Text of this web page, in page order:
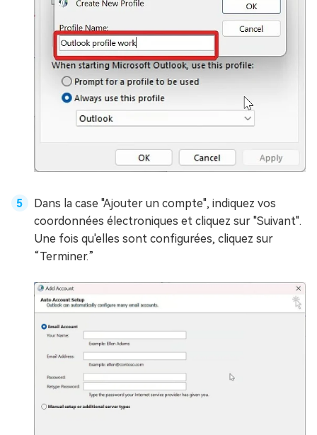
Dans la case "Ajouter un compte", indiquez vos
coordonnées électroniques et cliquez sur "Suivant".
Une fois qu'elles sont configurées, cliquez sur
“Terminer.”